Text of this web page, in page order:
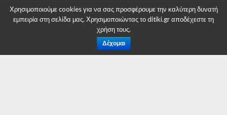
Ενημέρωση σχετικά με τη λειτουργία της
Τηλεθέρμανσης Κοζάνης
Χρησιμοποιούμε cookies για να σας προσφέρουμε την καλύτερη δυνατή
εμπειρία στη σελίδα μας. Χρησιμοποιώντας το ditiki.gr αποδέχεστε τη
χρήση τους.
Δέχομαι